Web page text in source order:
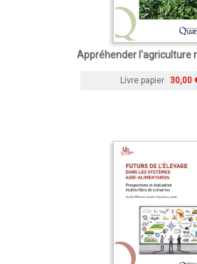
Appréhender l'agriculture
Livre papier 30,00